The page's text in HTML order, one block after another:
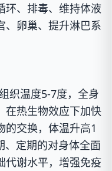
环、排毒、维持体液
、卵巢、提升淋巴系
织温度5-7度，全身
在热生物效应下加快
的交换，体温升高1
、定期的对身体全面
代谢水平，增强免疫